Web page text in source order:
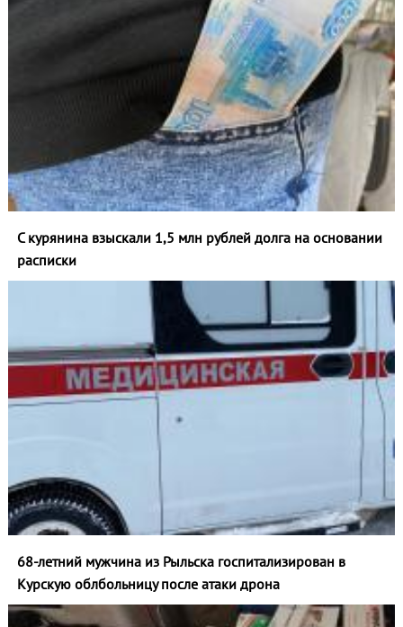
С курянина взыскали 1,5 млн рублей долга на основании
расписки
68-летний мужчина из Рыльска госпитализирован в
Курскую облбольницу после атаки дрона